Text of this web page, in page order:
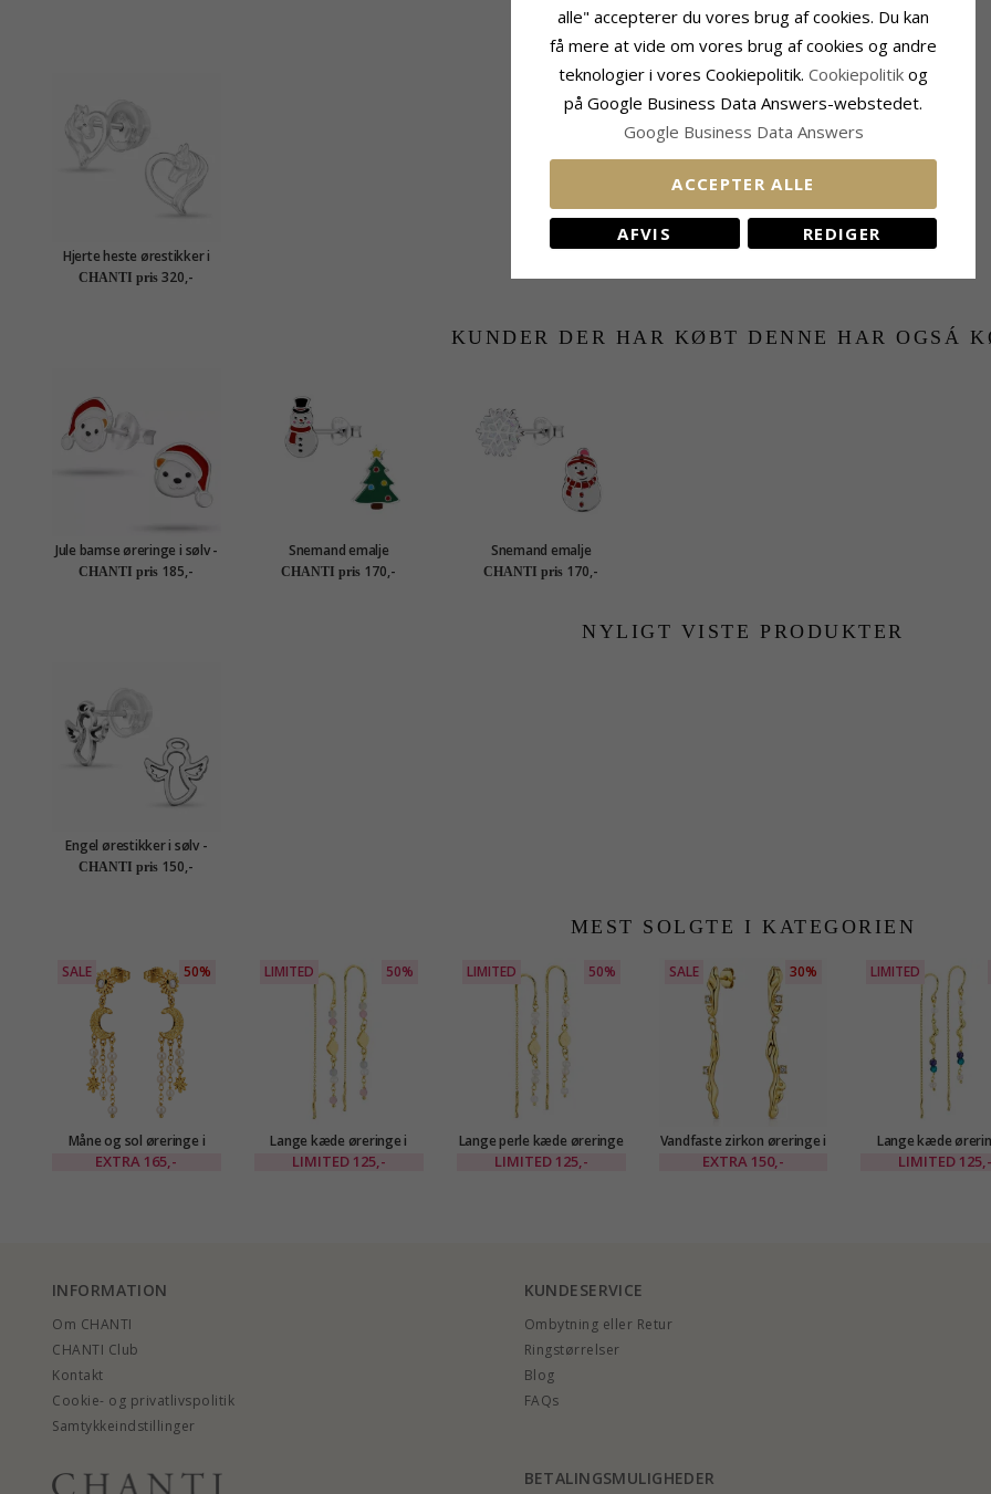
RELATEREDE PRODUKTER
Hjerte heste ørestikker i
sølv - Little Ones
CHANTI pris 320,-
KUNDER DER HAR KØBT DENNE HAR OGSÁ
Jule bamse øreringe i sølv -
Little Ones
CHANTI pris 185,-
Snemand emalje
børneøreringe i sølv - Little
Ones
CHANTI pris 170,-
Snemand emalje
børneøreringe i sølv - Little
Ones
CHANTI pris 170,-
NYLIGT VISTE PRODUKTER
Engel ørestikker i sølv -
Little Ones
CHANTI pris 150,-
MEST SOLGTE I KATEGORIEN
SALE 50%
Måne og sol øreringe i
forgyldt messing - Eliné
EXTRA 165,-
LIMITED 50%
Lange kæde øreringe i
forgyldt messing - Eliné
LIMITED 125,-
LIMITED 50%
Lange perle kæde øreringe
i forgyldt messing - Eliné
LIMITED 125,-
SALE 30%
Vandfaste zirkon øreringe i
forgyldt stål - OCEANA
EXTRA 150,-
LIMITED
Lange kæde
forgyldt messing -
LIMITED
INFORMATION
Om CHANTI
CHANTI Club
Kontakt
Cookie- og privatlivspolitik
Samtykkeindstillinger
KUNDESERVICE
Ombytning eller Retur
Ringstørrelser
Blog
FAQs
BETALINGSMULIGHEDER
alle" accepterer du vores brug af cookies. Du kan
få mere at vide om vores brug af cookies og andre
teknologier i vores Cookiepolitik. Cookiepolitik og
på Google Business Data Answers-webstedet.
Google Business Data Answers
ACCEPTER ALLE
AFVIS REDIGER